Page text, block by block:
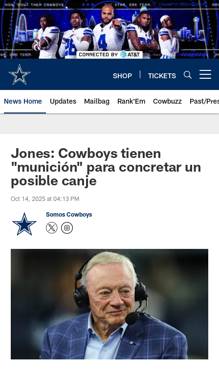
Skip
to
main
content
SHOP TICKETS
News Home Updates Mailbag Rank'Em Cowbuzz Past/
Jones: Cowboys tienen
"munición" para concretar un
posible canje
Oct 14, 2025 at 04:13 PM
Somos Cowboys